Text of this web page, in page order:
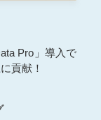
Pro」導入で
貢献！